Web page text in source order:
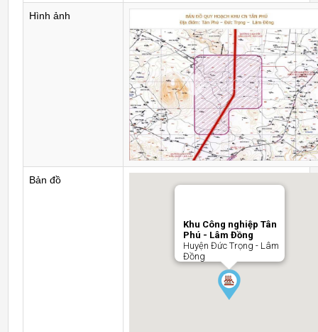
Hình ảnh
Bản đồ
Khu Công nghiệp Tân
Phú - Lâm Đồng
Huyện Đức Trọng - Lâm
Đồng